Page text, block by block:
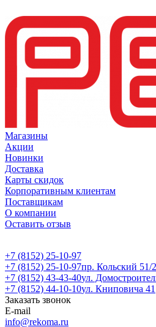
Магазины
Акции
Новинки
Доставка
Карты скидок
Корпоративным клиентам
Поставщикам
О компании
Оставить отзыв
+7 (8152) 25-10-97
+7 (8152) 25-10-97пр. Кольский 51/2
+7 (8152) 43-43-40ул.
+7 (8152) 44-10-10ул. Книповича 41
Заказать звонок
E-mail
info@rekoma.ru